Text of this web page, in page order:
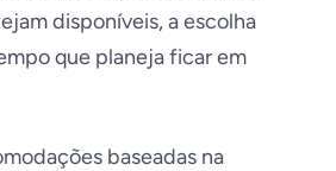
disponíveis, a escolha
que planeja ficar em
baseadas na